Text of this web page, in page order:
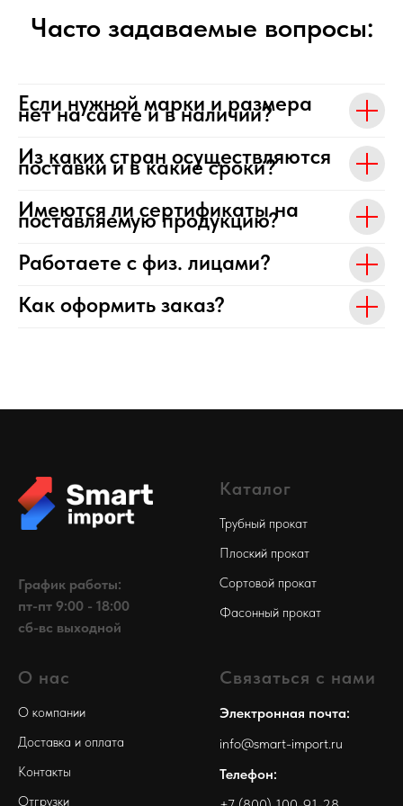
Часто задаваемые вопросы:
Если нужной марки и размера
нет на сайте и в наличии?
Из каких стран осуществляются
поставки и в какие сроки?
Имеются ли сертификаты на
поставляемую продукцию?
Работаете с физ. лицами?
Как оформить заказ?
График работы:
пт-пт 9:00 - 18:00
сб-вс выходной
Каталог
Трубный прокат
Плоский прокат
Сортовой прокат
Фасонный прокат
О нас
О компании
Доставка и оплата
Контакты
Отгрузки
Связаться с нами
Электронная почта:
info@smart-import.ru
Телефон: